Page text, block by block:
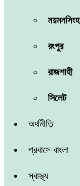
ময়মনসিংহ
রংপুর
রাজশাহী
সিলেট
অর্থনীতি
প্রবাসে বাংলা
স্বাস্থ্য